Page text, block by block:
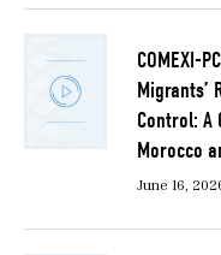
COMEXI-
Migrants’
Control: A
Morocco
June 16,